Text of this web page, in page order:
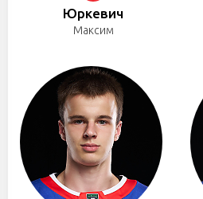
Юркевич
Максим